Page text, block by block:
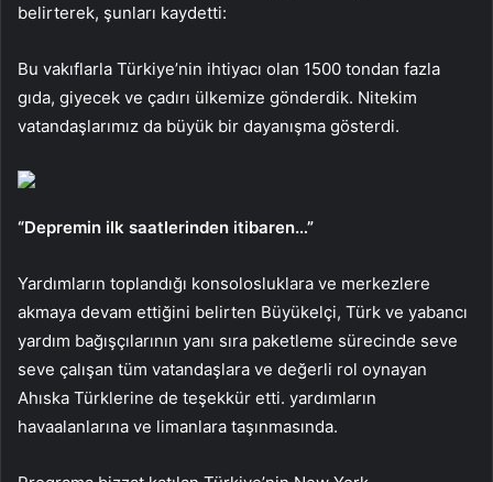
belirterek, şunları kaydetti:
Bu vakıflarla Türkiye’nin ihtiyacı olan 1500 tondan fazla
gıda, giyecek ve çadırı ülkemize gönderdik. Nitekim
vatandaşlarımız da büyük bir dayanışma gösterdi.
“Depremin ilk saatlerinden itibaren…”
Yardımların toplandığı konsolosluklara ve merkezlere
akmaya devam ettiğini belirten Büyükelçi, Türk ve yabancı
yardım bağışçılarının yanı sıra paketleme sürecinde seve
seve çalışan tüm vatandaşlara ve değerli rol oynayan
Ahıska Türklerine de teşekkür etti. yardımların
havaalanlarına ve limanlara taşınmasında.